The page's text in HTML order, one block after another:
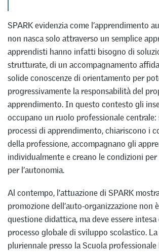
SPARK evidenzia come l’apprendimento
non nasca solo attraverso un semplice
apprendisti hanno infatti bisogno di
strutturate, di un accompagnamento
solide conoscenze di orientamento per
progressivamente la responsabilità del
apprendimento. In questo contesto gli
occupano un ruolo professionale
processi di apprendimento, chiariscono i
della professione, accompagnano gli
individualmente e creano le condizioni
per l’autonomia.
Al contempo, l’attuazione di SPARK
promozione dell’auto-organizzazione non
questione didattica, ma deve essere intesa
processo globale di sviluppo scolastico.
pluriennale presso la Scuola professionale